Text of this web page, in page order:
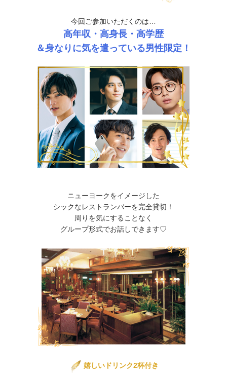
今回ご参加いただくのは…
高年収・高身長・高学歴
＆身なりに気を遣っている男性限定！
ニューヨークをイメージした
シックなレストランバーを完全貸切！
周りを気にすることなく
グループ形式でお話しできます♡
嬉しいドリンク2杯付き